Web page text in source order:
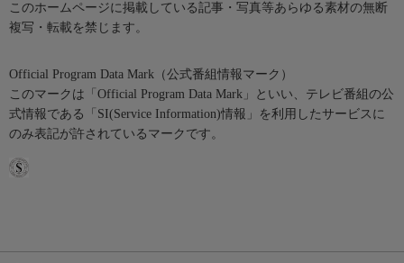
このホームページに掲載している記事・写真等あらゆる素材の無断
複写・転載を禁じます。
Official Program Data Mark（公式番組情報マーク）
このマークは「Official Program Data Mark」といい、テレビ番組の公
式情報である「SI(Service Information)情報」を利用したサービスに
のみ表記が許されているマークです。